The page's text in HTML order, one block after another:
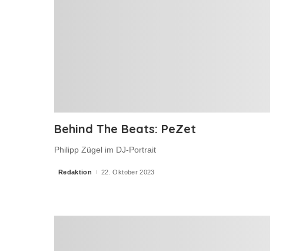
Behind The Beats: PeZet
Philipp Zügel im DJ-Portrait
Posted
Redaktion 22. Oktober 2023